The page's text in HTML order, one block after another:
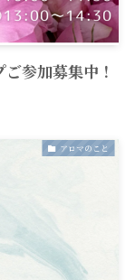
参加募集中！
アロマのこと